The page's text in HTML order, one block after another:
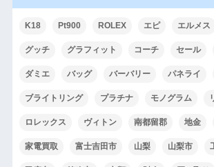
K18 Pt900 ROLEX エピ エルメス
グッチ グラフィット コーチ セール
ダミエ バッグ バーバリー パネライ
ブライトリング プラチナ モノグラム
ロレックス ヴィトン 南都留郡 地金
家電買取 富士吉田市 山梨 山梨市